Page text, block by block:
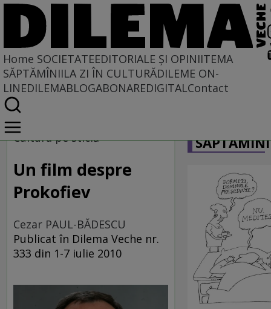
Home SOCIETATEEDITORIALE ȘI OPINIITEMA
SĂPTĂMÎNIILA ZI ÎN CULTURĂDILEME ON-
LINEDILEMABLOGABONAREDIGITALContact
Home
Societate
MASS COMEDIA
Cultura pe sticlă
Un film despre
Prokofiev
Cezar PAUL-BĂDESCU
Publicat în Dilema Veche nr.
333 din 1-7 iulie 2010